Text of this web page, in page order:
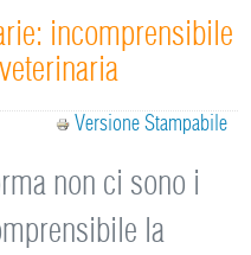
incomprensibile
Versione Stampabile
non ci sono i
la